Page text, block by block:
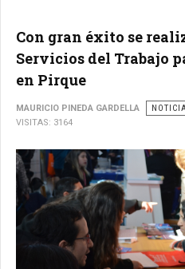
Con gran éxito se
Servicios del Trabajo
en Pirque
MAURICIO PINEDA GARDELLA
VISITAS: 3164